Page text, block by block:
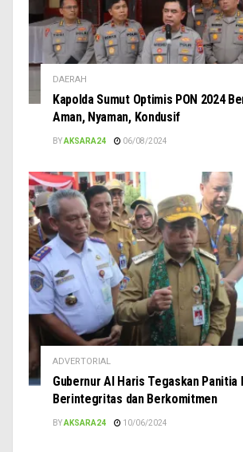
DAERAH
Kapolda Sumut Optimis PON 2024
Aman, Nyaman, Kondusif
BYAKSARA24 06/08/2024
ADVERTORIAL
Gubernur Al Haris Tegaskan Panitia
Berintegritas dan Berkomitmen
BYAKSARA24 10/06/2024